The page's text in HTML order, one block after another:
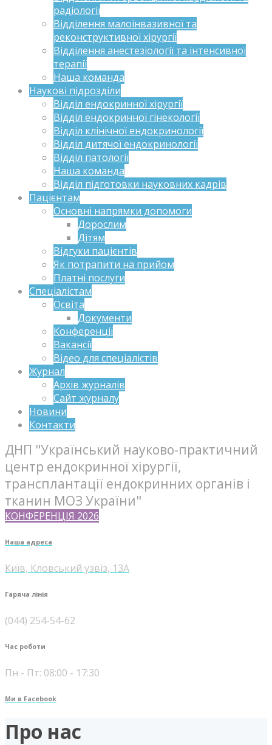
радіології
Відділення малоінвазивної та
реконструктивної хірургії
Відділення анестезіології та інтенсивної
терапії
Наша команда
Наукові підрозділи
Відділ ендокринної хірургії
Відділ ендокринної гінекології
Відділ клінічної ендокринології
Відділ дитячої ендокринології
Відділ патології
Наша команда
Відділ підготовки науковних кадрів
Пацієнтам
Основні напрямки допомоги
Дорослим
Дітям
Відгуки пацієнтів
Як потрапити на прийом
Платні послуги
Спеціалістам
Освіта
Документи
Конференції
Вакансії
Відео для спеціалістів
Журнал
Архів журналів
Сайт журналу
Новини
Контакти
ДНП "Український науково-практичний
центр ендокринної хірургії,
трансплантації ендокринних органів і
тканин МОЗ України"
КОНФЕРЕНЦІЯ 2026
Наша адреса
Київ, Кловський узвіз, 13А
Гаряча лінія
(044) 254-54-62
Час роботи
Пн - Пт: 08:00 - 17:30
Ми в Facebook
Про нас